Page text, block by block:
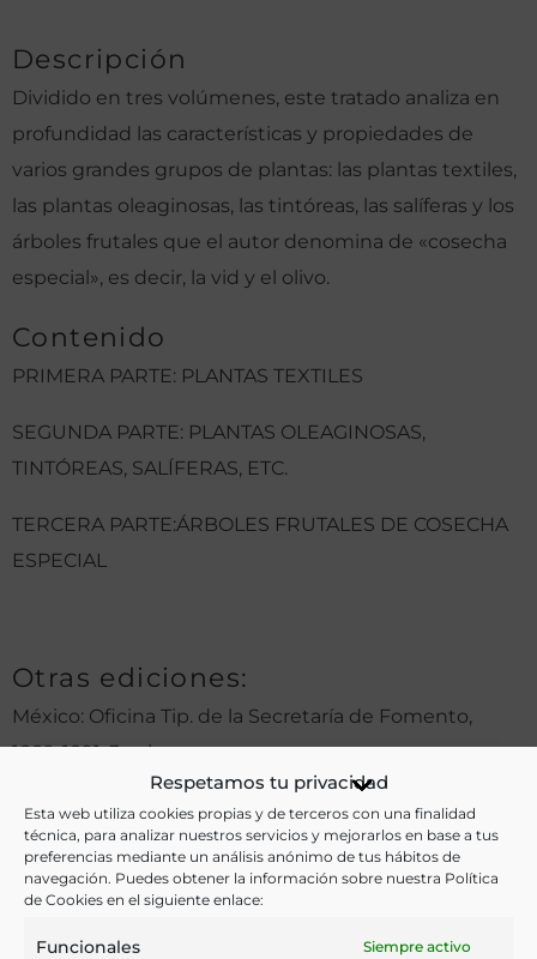
Respetamos tu privacidad
Esta web utiliza cookies propias y de terceros con una finalidad
técnica, para analizar nuestros servicios y mejorarlos en base a tus
preferencias mediante un análisis anónimo de tus hábitos de
navegación. Puedes obtener la información sobre nuestra Política
de Cookies en el siguiente enlace:
Funcionales Siempre activo
Descripción
Dividido en tres volúmenes, este tratado analiza en
profundidad las características y propiedades de
varios grandes grupos de plantas: las plantas textiles,
las plantas oleaginosas, las tintóreas, las salíferas y los
árboles frutales que el autor denomina de «cosecha
especial», es decir, la vid y el olivo.
Contenido
PRIMERA PARTE: PLANTAS TEXTILES
SEGUNDA PARTE: PLANTAS OLEAGINOSAS,
TINTÓREAS, SALÍFERAS, ETC.
TERCERA PARTE:ÁRBOLES FRUTALES DE COSECHA
ESPECIAL
Otras ediciones:
México: Oficina Tip. de la Secretaría de Fomento,
1889-1891. 3 vols.
Notas:
Ver más libros de estas materias: